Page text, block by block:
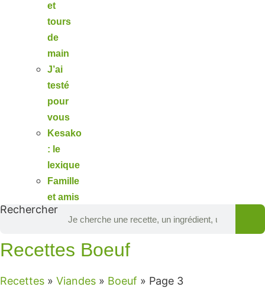
et
tours
de
main
J’ai
testé
pour
vous
Kesako
: le
lexique
Famille
et amis
Rechercher
Recettes Boeuf
Recettes » Viandes » Boeuf » Page 3